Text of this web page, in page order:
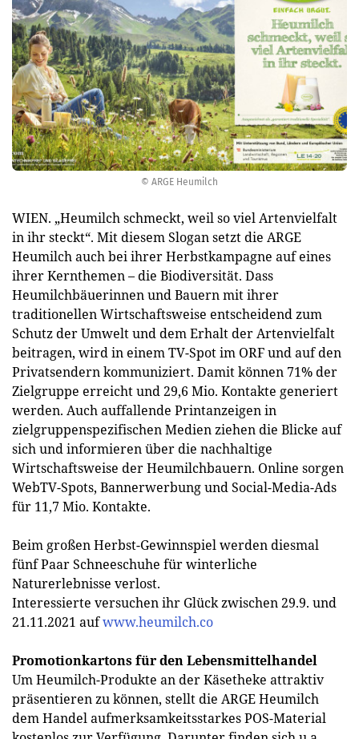
© ARGE Heumilch
WIEN. „Heumilch schmeckt, weil so viel Artenvielfalt
in ihr steckt“. Mit diesem Slogan setzt die ARGE
Heumilch auch bei ihrer Herbstkampagne auf eines
ihrer Kernthemen – die Biodiversität. Dass
Heumilchbäuerinnen und Bauern mit ihrer
traditionellen Wirtschaftsweise entscheidend zum
Schutz der Umwelt und dem Erhalt der Artenvielfalt
beitragen, wird in einem TV-Spot im ORF und auf den
Privatsendern kommuniziert. Damit können 71% der
Zielgruppe erreicht und 29,6 Mio. Kontakte generiert
werden. Auch auffallende Printanzeigen in
zielgruppenspezifischen Medien ziehen die Blicke auf
sich und informieren über die nachhaltige
Wirtschaftsweise der Heumilchbauern. Online sorgen
WebTV-Spots, Bannerwerbung und Social-Media-Ads
für 11,7 Mio. Kontakte.
Beim großen Herbst-Gewinnspiel werden diesmal
fünf Paar Schneeschuhe für winterliche
Naturerlebnisse verlost.
Interessierte versuchen ihr Glück zwischen 29.9. und
21.11.2021 aufwww.heumilch.co
Promotionkartons für den Lebensmittelhandel
Um Heumilch-Produkte an der Käsetheke attraktiv
präsentieren zu können, stellt die ARGE Heumilch
dem Handel aufmerksamkeitsstarkes POS-Material